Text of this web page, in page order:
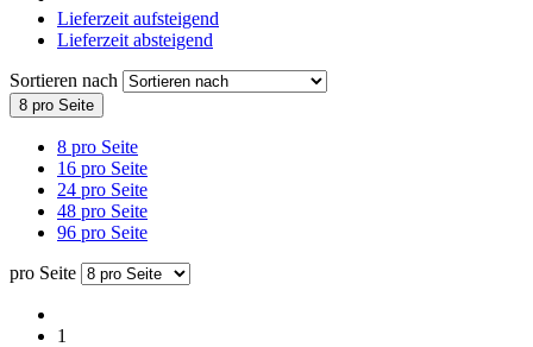
Lieferzeit aufsteigend
Lieferzeit absteigend
Sortieren nach
8 pro Seite
8 pro Seite
16 pro Seite
24 pro Seite
48 pro Seite
96 pro Seite
pro Seite
1